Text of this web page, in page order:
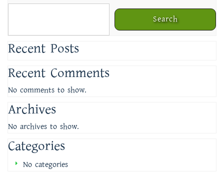
Search
Recent Posts
Recent Comments
No comments to show.
Archives
No archives to show.
Categories
No categories